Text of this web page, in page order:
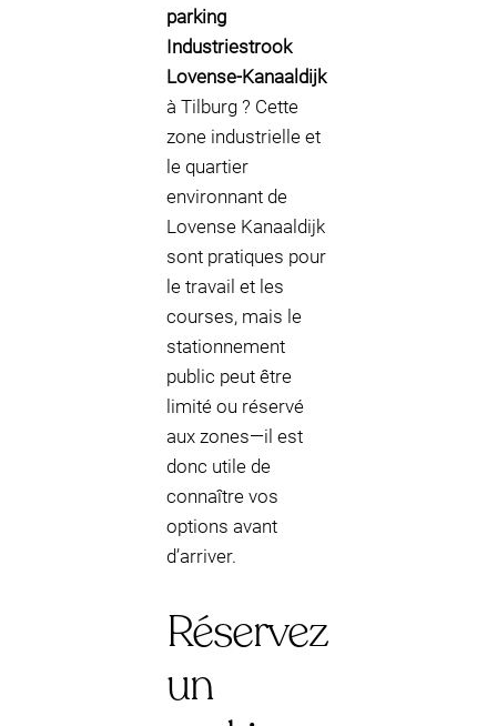
parking
Industriestrook
Lovense-Kanaaldijk
à Tilburg ? Cette
zone industrielle et
le quartier
environnant de
Lovense Kanaaldijk
sont pratiques pour
le travail et les
courses, mais le
stationnement
public peut être
limité ou réservé
aux zones—il est
donc utile de
connaître vos
options avant
d’arriver.
Réservez
un